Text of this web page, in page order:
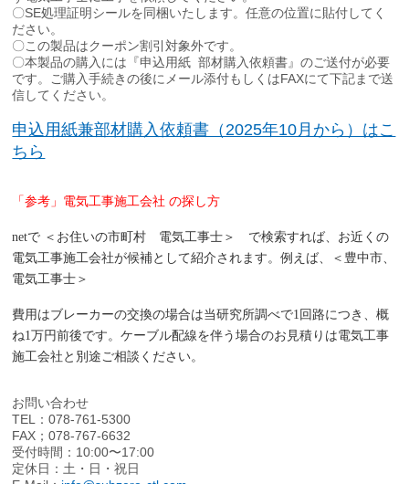
〇SE処理証明シールを同梱いたします。任意の位置に貼付してく
ださい。
〇この製品はクーポン割引対象外です。
〇本製品の購入には『申込用紙 部材購入依頼書』のご送付が必要
です。ご購入手続きの後にメール添付もしくはFAXにて下記まで送
信してください。
申込用紙兼部材購入依頼書（2025年10月から）はこ
ちら
「参考」電気工事施工会社 の探し方
netで ＜お住いの市町村 電気工事士＞ で検索すれば、お近くの
電気工事施工会社が候補として紹介されます。例えば、＜豊中市、
電気工事士＞
費用はブレーカーの交換の場合は当研究所調べで1回路につき、概
ね1万円前後です。ケーブル配線を伴う場合のお見積りは電気工事
施工会社と別途ご相談ください。
お問い合わせ
TEL：078-761-5300
FAX；078-767-6632
受付時間：10:00〜17:00
定休日：土・日・祝日